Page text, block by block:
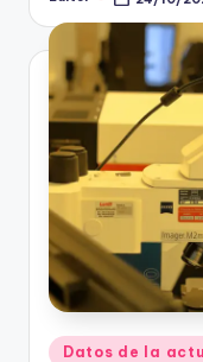
Publicado
Datos de la